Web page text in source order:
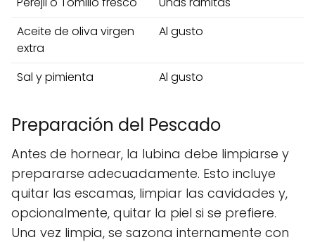
Aceite de oliva virgen
extra
Al gusto
Sal y pimienta Al gusto
Preparación del Pescado
Antes de hornear, la lubina debe limpiarse y
prepararse adecuadamente. Esto incluye
quitar las escamas, limpiar las cavidades y,
opcionalmente, quitar la piel si se prefiere.
Una vez limpia, se sazona internamente con